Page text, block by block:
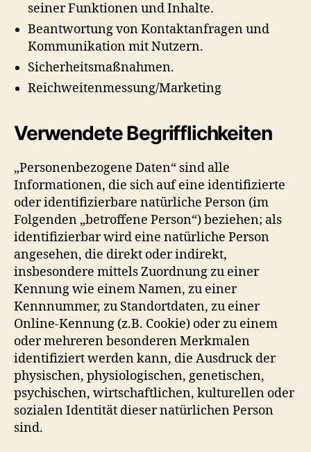
seiner Funktionen und Inhalte.
Beantwortung von Kontaktanfragen und
Kommunikation mit Nutzern.
Sicherheitsmaßnahmen.
Reichweitenmessung/Marketing
Verwendete Begrifflichkeiten
„Personenbezogene Daten“ sind alle
Informationen, die sich auf eine identifizierte
oder identifizierbare natürliche Person (im
Folgenden „betroffene Person“) beziehen; als
identifizierbar wird eine natürliche Person
angesehen, die direkt oder indirekt,
insbesondere mittels Zuordnung zu einer
Kennung wie einem Namen, zu einer
Kennnummer, zu Standortdaten, zu einer
Online-Kennung (z.B. Cookie) oder zu einem
oder mehreren besonderen Merkmalen
identifiziert werden kann, die Ausdruck der
physischen, physiologischen, genetischen,
psychischen, wirtschaftlichen, kulturellen oder
sozialen Identität dieser natürlichen Person
sind.